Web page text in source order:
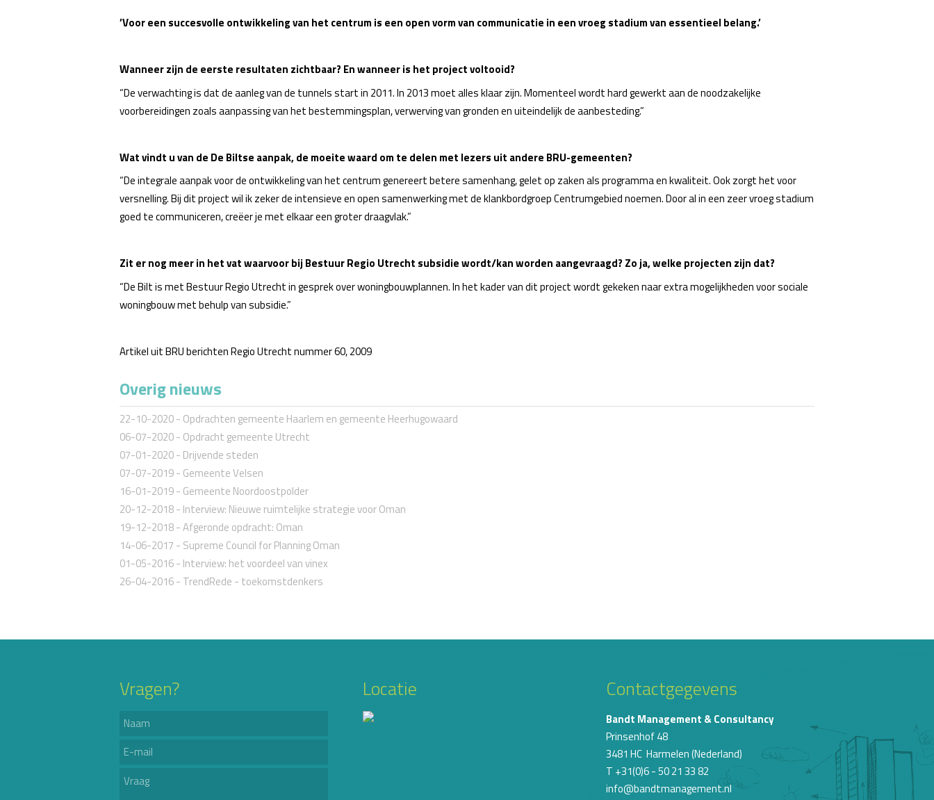
’Voor een succesvolle ontwikkeling van het centrum is een open vorm van communicatie in een vroeg stadium van essentieel belang.’
Wanneer zijn de eerste resultaten zichtbaar? En wanneer is het project voltooid?
“De verwachting is dat de aanleg van de tunnels start in 2011. In 2013 moet alles klaar zijn. Momenteel wordt hard gewerkt aan de noodzakelijke
voorbereidingen zoals aanpassing van het bestemmingsplan, verwerving van gronden en uiteindelijk de aanbesteding.”
Wat vindt u van de De Biltse aanpak, de moeite waard om te delen met lezers uit andere BRU-gemeenten?
“De integrale aanpak voor de ontwikkeling van het centrum genereert betere samenhang, gelet op zaken als programma en kwaliteit. Ook zorgt het voor
versnelling. Bij dit project wil ik zeker de intensieve en open samenwerking met de klankbordgroep Centrumgebied noemen. Door al in een zeer vroeg stadium
goed te communiceren, creëer je met elkaar een groter draagvlak.”
Zit er nog meer in het vat waarvoor bij Bestuur Regio Utrecht subsidie wordt/kan worden aangevraagd? Zo ja, welke projecten zijn dat?
“De Bilt is met Bestuur Regio Utrecht in gesprek over woningbouwplannen. In het kader van dit project wordt gekeken naar extra mogelijkheden voor sociale
woningbouw met behulp van subsidie.”
Artikel uit BRU berichten Regio Utrecht nummer 60, 2009
Overig nieuws
22-10-2020- Opdrachten gemeente Haarlem en gemeente Heerhugowaard
06-07-2020- Opdracht gemeente Utrecht
07-01-2020- Drijvende steden
07-07-2019- Gemeente Velsen
16-01-2019- Gemeente Noordoostpolder
20-12-2018- Interview: Nieuwe ruimtelijke strategie voor Oman
19-12-2018-Afgeronde opdracht: Oman
14-06-2017 - Supreme Council for Planning Oman
01-05-2016- Interview: het voordeel van vinex
26-04-2016- TrendRede - toekomstdenkers
Vragen? Locatie Contactgegevens
Bandt Management & Consultancy
Prinsenhof 48
3481 HC Harmelen (Nederland)
T +31(0)6 - 50 21 33 82
info@bandtmanagement.nl